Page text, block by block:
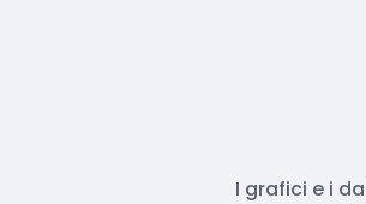
I grafici e i